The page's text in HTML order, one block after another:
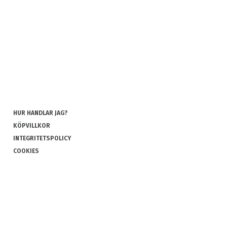
HUR HANDLAR JAG?
KÖPVILLKOR
INTEGRITETSPOLICY
COOKIES